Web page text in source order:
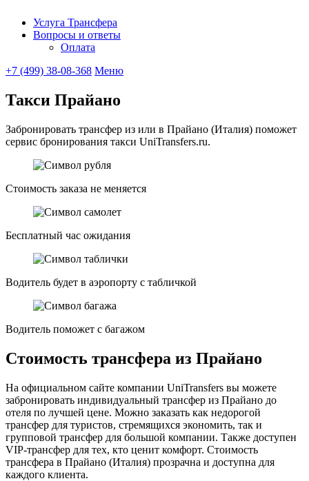
Услуга Трансфера
Вопросы и ответы
Оплата
+7 (499) 38-08-368 Меню
Такси Прайано
Забронировать трансфер из или в Прайано (Италия) поможет
сервис бронирования такси UniTransfers.ru.
Стоимость заказа не меняется
Бесплатный час ожидания
Водитель будет в аэропорту с табличкой
Водитель поможет с багажом
Стоимость трансфера из Прайано
На официальном сайте компании UniTransfers вы можете
забронировать индивидуальный трансфер из Прайано до
отеля по лучшей цене. Можно заказать как недорогой
трансфер для туристов, стремящихся экономить, так и
групповой трансфер для большой компании. Также доступен
VIP-трансфер для тех, кто ценит комфорт. Стоимость
трансфера в Прайано (Италия) прозрачна и доступна для
каждого клиента.